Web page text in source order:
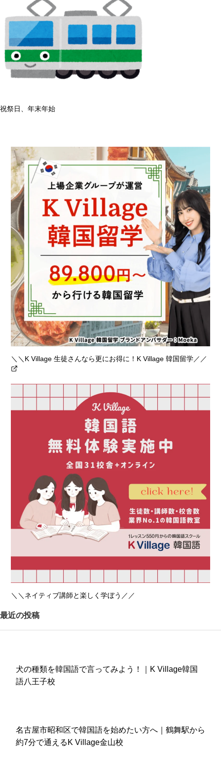
祝祭日、年末年始
＼＼K Village 生徒さんなら更にお得に！K Village 韓国留学／／
＼＼ネイティブ講師と楽しく学ぼう／／
最近の投稿
犬の種類を韓国語で言ってみよう！｜K Village韓国
語八王子校
名古屋市昭和区で韓国語を始めたい方へ｜鶴舞駅から
約7分で通えるK Village金山校